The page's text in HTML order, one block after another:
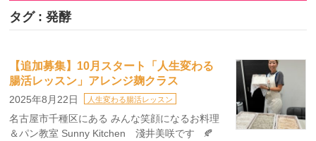
タグ : 発酵
【追加募集】10月スタート「人生変わる
腸活レッスン」アレンジ麹クラス
2025年8月22日 人生変わる腸活レッスン
名古屋市千種区にある みんな笑顔になるお料理
＆パン教室 Sunny Kitchen 淺井美咲です 🍂